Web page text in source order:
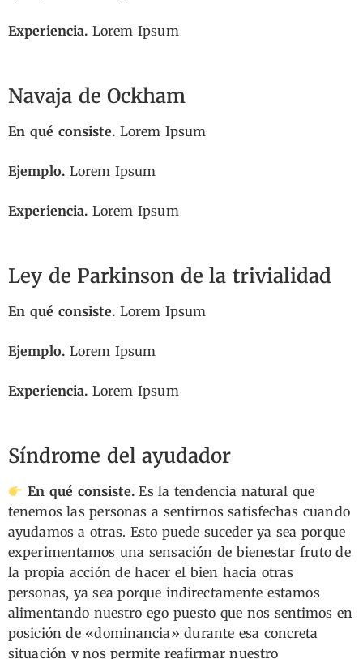
Experiencia. Lorem Ipsum
Navaja de Ockham
En qué consiste. Lorem Ipsum
Ejemplo.Lorem Ipsum
Experiencia. Lorem Ipsum
Ley de Parkinson de la trivialidad
En qué consiste. Lorem Ipsum
Ejemplo.Lorem Ipsum
Experiencia. Lorem Ipsum
Síndrome del ayudador
En qué consiste.Es la tendencia natural que
tenemos las personas a sentirnos satisfechas cuando
ayudamos a otras. Esto puede suceder ya sea porque
experimentamos una sensación de bienestar fruto de
la propia acción de hacer el bien hacia otras
personas, ya sea porque indirectamente estamos
alimentando nuestro ego puesto que nos sentimos en
posición de «dominancia» durante esa concreta
situación y nos permite reafirmar nuestro